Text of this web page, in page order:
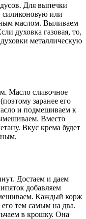
Для выпечки
или
маслом. Выливаем
духовка газовая, то,
металлическую
Масло сливочное
заранее его
и подмешиваем к
Вместо
Вкус крема будет
Достаем и даем
добавляем
Каждый корж
тем самым на два.
в крошку. Она